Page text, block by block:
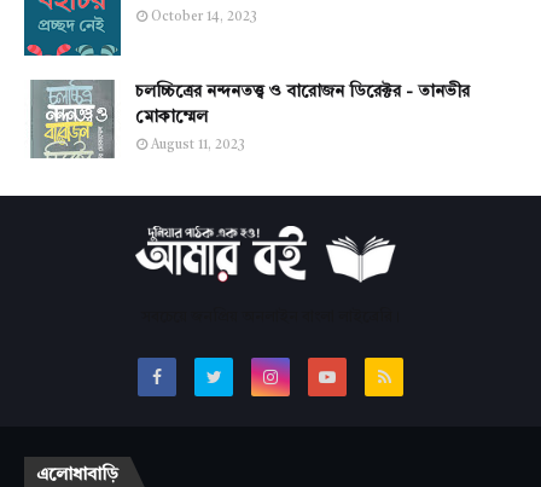
October 14, 2023
চলচ্চিত্রের নন্দনতত্ত্ব ও বারোজন ডিরেক্টর - তানভীর
মোকাম্মেল
August 11, 2023
এলোধাবাড়ি